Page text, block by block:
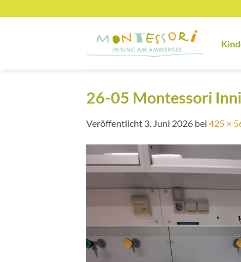
26-05 Montessori
Veröffentlicht 3. Juni 2026 bei 425 ×